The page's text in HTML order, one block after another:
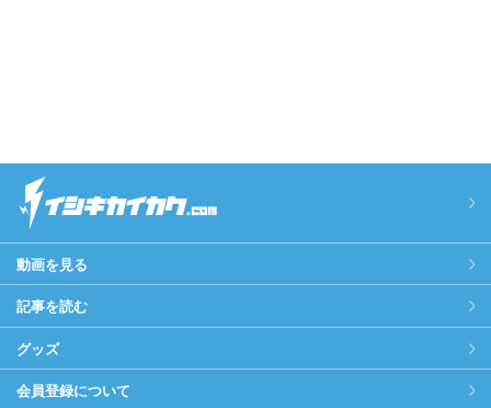
動画を見る
記事を読む
グッズ
会員登録について